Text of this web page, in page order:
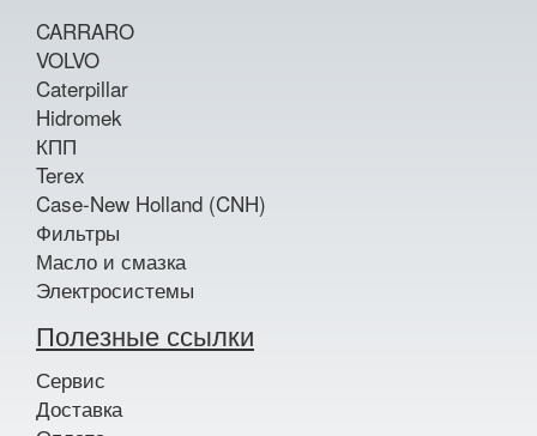
CARRARO
VOLVO
Caterpillar
Hidromek
КПП
Terex
Case-New Holland (CNH)
Фильтры
Масло и смазка
Электросистемы
Полезные ссылки
Сервис
Доставка